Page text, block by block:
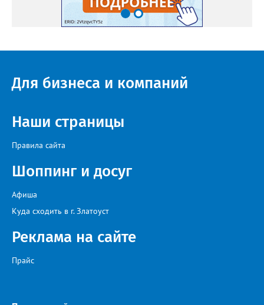
Для бизнеса и компаний
Наши страницы
Правила сайта
Шоппинг и досуг
Афиша
Куда сходить в г. Златоуст
Реклама на сайте
Прайс